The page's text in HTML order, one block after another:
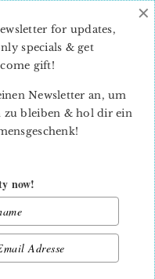
for updates,
specials & get
gift!
Newsletter an, um
zu bleiben & hol dir ein
now!
×